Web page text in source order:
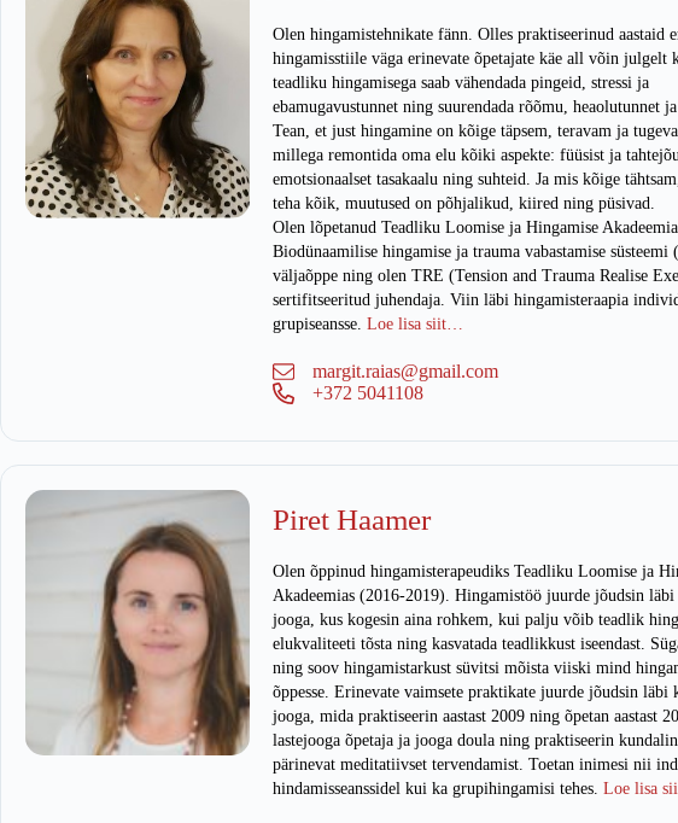
Olen hingamistehnikate fänn. Olles praktiseerinud aastaid
hingamisstiile väga erinevate õpetajate käe all võin julgelt
teadliku hingamisega saab vähendada pingeid, stressi ja
ebamugavustunnet ning suurendada rõõmu, heaolutunnet
Tean, et just hingamine on kõige täpsem, teravam ja
millega remontida oma elu kõiki aspekte: füüsist ja
emotsionaalset tasakaalu ning suhteid. Ja mis kõige
teha kõik, muutused on põhjalikud, kiired ning püsivad.
Olen lõpetanud Teadliku Loomise ja Hingamise Akadeemia,
Biodünaamilise hingamise ja trauma vabastamise süsteemi
väljaõppe ning olen TRE (Tension and Trauma Realise
sertifitseeritud juhendaja. Viin läbi hingamisteraapia
grupiseansse.Loe lisa siit…
margit.raias@gmail.com
+372 5041108
Piret Haamer
Olen õppinud hingamisterapeudiks Teadliku Loomise ja
Akadeemias (2016-2019). Hingamistöö juurde jõudsin
jooga, kus kogesin aina rohkem, kui palju võib teadlik
elukvaliteeti tõsta ning kasvatada teadlikkust iseendast.
ning soov hingamistarkust süvitsi mõista viiski mind
õppesse. Erinevate vaimsete praktikate juurde jõudsin läbi
jooga, mida praktiseerin aastast 2009 ning õpetan aastast
lastejooga õpetaja ja jooga doula ning praktiseerin
pärinevat meditatiivset tervendamist. Toetan inimesi nii
hindamisseanssidel kui ka grupihingamisi tehes.Loe lisa